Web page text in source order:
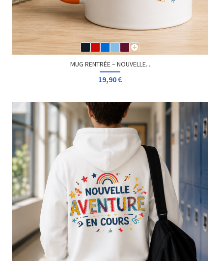
MUG RENTRÉE – NOUVELLE...
19,90 €